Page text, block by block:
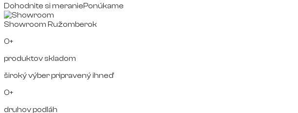
Dohodnite si meraniePonúkame
Showroom Ružomberok
0+
produktov skladom
široký výber pripravený ihneď
0+
druhov podláh